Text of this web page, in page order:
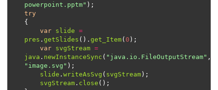
powerpoint.pptm"
try
var slide =
pres . getSlides (). get_Item( 0
var svgStream =
java . newInstanceSync ( "java.io.FileOutputStream"
"image.svg"
slide . writeAsSvg ( svgStream
svgStream . close